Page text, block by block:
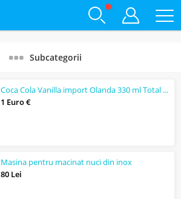
Subcategorii
Coca Cola Vanilla import Olanda 330 ml Total Blue
1 Euro €
Masina pentru macinat nuci din inox
80 Lei